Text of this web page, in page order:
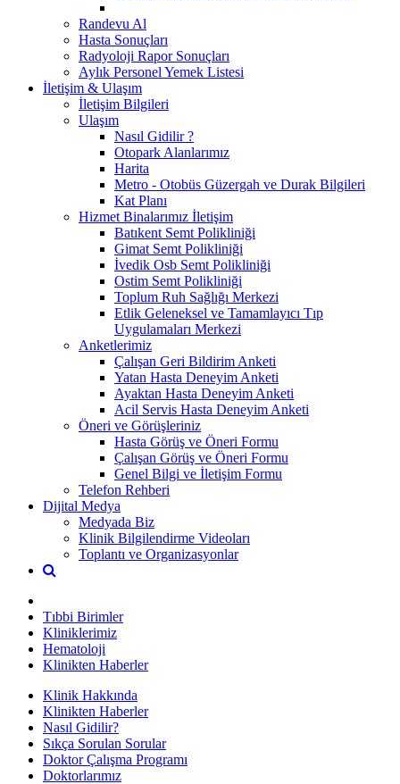
Randevu Al
Hasta Sonuçları
Radyoloji Rapor Sonuçları
Aylık Personel Yemek Listesi
İletişim & Ulaşım
İletişim Bilgileri
Ulaşım
Nasıl Gidilir ?
Otopark Alanlarımız
Harita
Metro - Otobüs Güzergah ve Durak Bilgileri
Kat Planı
Hizmet Binalarımız İletişim
Batıkent Semt Polikliniği
Gimat Semt Polikliniği
İvedik Osb Semt Polikliniği
Ostim Semt Polikliniği
Toplum Ruh Sağlığı Merkezi
Etlik Geleneksel ve Tamamlayıcı Tıp
Uygulamaları Merkezi
Anketlerimiz
Çalışan Geri Bildirim Anketi
Yatan Hasta Deneyim Anketi
Ayaktan Hasta Deneyim Anketi
Acil Servis Hasta Deneyim Anketi
Öneri ve Görüşleriniz
Hasta Görüş ve Öneri Formu
Çalışan Görüş ve Öneri Formu
Genel Bilgi ve İletişim Formu
Telefon Rehberi
Dijital Medya
Medyada Biz
Klinik Bilgilendirme Videoları
Toplantı ve Organizasyonlar
Tıbbi Birimler
Kliniklerimiz
Hematoloji
Klinikten Haberler
Klinik Hakkında
Klinikten Haberler
Nasıl Gidilir?
Sıkça Sorulan Sorular
Doktor Çalışma Programı
Doktorlarımız